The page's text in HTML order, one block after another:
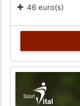
46 euro(s)